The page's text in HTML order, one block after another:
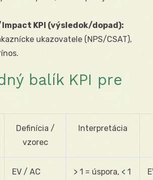
KPI (výsledok/dopad):
ukazovatele (NPS/CSAT),
balík KPI pre
Definícia /
vzorec
Interpretácia
EV / AC
> 1 = úspora, < 1